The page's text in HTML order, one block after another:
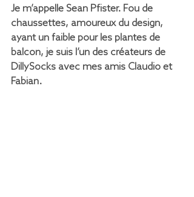
Je m’appelle Sean Pfister. Fou de
chaussettes, amoureux du design,
ayant un faible pour les plantes de
balcon, je suis l’un des créateurs de
DillySocks avec mes amis Claudio et
Fabian.